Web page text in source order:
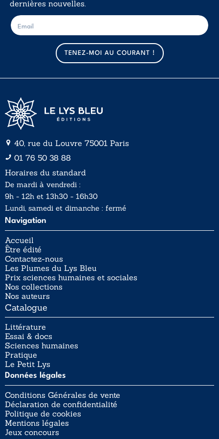
dernières nouvelles.
m
a
i
l
E
-
m
TENEZ-MOI AU COURANT !
40, rue du Louvre 75001 Paris
01 76 50 38 88
Horaires du standard
De mardi à vendredi :
9h - 12h et 13h30 - 16h30
Lundi, samedi et dimanche : fermé
Navigation
Accueil
Être édité
Contactez-nous
Les Plumes du Lys Bleu
Prix sciences humaines et sociales
Nos collections
Nos auteurs
Catalogue
Littérature
Essai & docs
Sciences humaines
Pratique
Le Petit Lys
Données légales
Conditions Générales de vente
Déclaration de confidentialité
Politique de cookies
Mentions légales
Jeux concours